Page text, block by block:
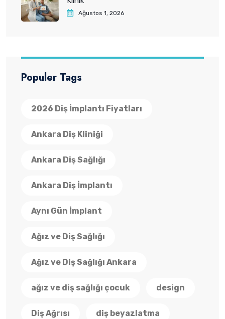
Ağustos 1, 2026
Populer Tags
2026 Diş İmplantı Fiyatları
Ankara Diş Kliniği
Ankara Diş Sağlığı
Ankara Diş İmplantı
Aynı Gün İmplant
Ağız ve Diş Sağlığı
Ağız ve Diş Sağlığı Ankara
ağız ve diş sağlığı çocuk design
Diş Ağrısı diş beyazlatma